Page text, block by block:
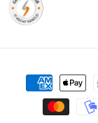
Metodi
pagamento